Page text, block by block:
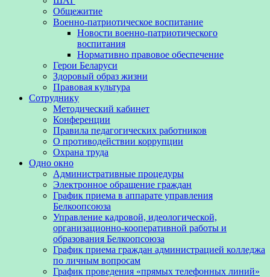
Общежитие
Военно-патриотическое воспитание
Новости военно-патриотического
воспитания
Нормативно правовое обеспечение
Герои Беларуси
Здоровый образ жизни
Правовая культура
Сотруднику
Методический кабинет
Конференции
Правила педагогических работников
О противодействии коррупции
Охрана труда
Одно окно
Административные процедуры
Электронное обращение граждан
График приема в аппарате управления
Белкоопсоюза
Управление кадровой, идеологической,
организационно-кооперативной работы и
образования Белкоопсоюза
График приема граждан администрацией колледжа
по личным вопросам
График проведения «прямых телефонных линий»